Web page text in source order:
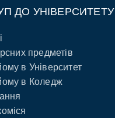
ДО УНІВЕРСИТЕТУ
предметів
в Університет
в Коледж